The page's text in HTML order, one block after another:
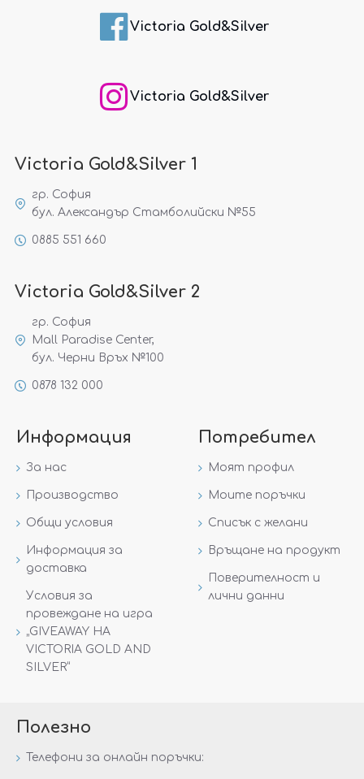
Victoria Gold&Silver
Victoria Gold&Silver
Victoria Gold&Silver 1
гр. София
бул. Александър Стамболийски №55
0885 551 660
Victoria Gold&Silver 2
гр. София
Mall Paradise Center,
бул. Черни Връх №100
0878 132 000
Информация
За нас
Производство
Общи условия
Информация за
доставка
Условия за
провеждане на игра
„GIVEAWAY НА
VICTORIA GOLD AND
SILVER“
Потребител
Моят профил
Моите поръчки
Списък с желани
Връщане на продукт
Поверителност и
лични данни
Полезно
Телефони за онлайн поръчки: